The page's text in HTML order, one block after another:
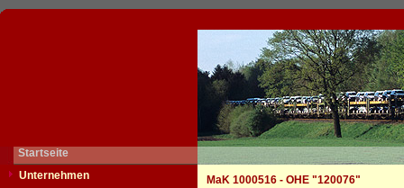
Startseite
Unternehmen
MaK 1000516 - OHE "120076"